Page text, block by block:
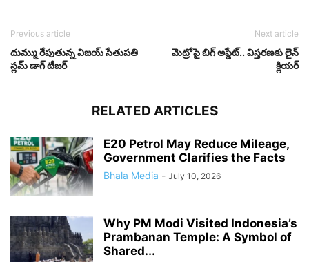
Previous article
దుమ్ము రేపుతున్న విజయ్ సేతుపతి
స్లమ్ డాగ్ టీజర్
Next article
మెట్రోపై బిగ్ అప్డేట్.. విస్తరణకు లైన్
క్లియర్
RELATED ARTICLES
E20 Petrol May Reduce Mileage,
Government Clarifies the Facts
Bhala Media - July 10, 2026
Why PM Modi Visited Indonesia’s
Prambanan Temple: A Symbol of
Shared...